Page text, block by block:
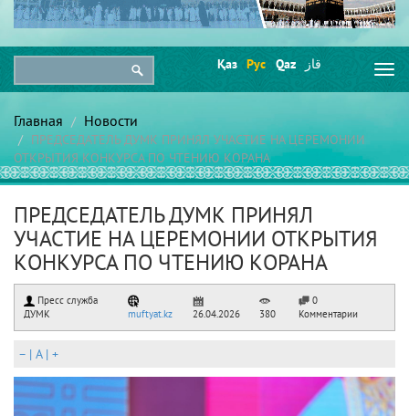
Қаз Рус Qaz قاز
Главная Новости
ПРЕДСЕДАТЕЛЬ ДУМК ПРИНЯЛ УЧАСТИЕ НА ЦЕРЕМОНИИ
ОТКРЫТИЯ КОНКУРСА ПО ЧТЕНИЮ КОРАНА
ПРЕДСЕДАТЕЛЬ ДУМК ПРИНЯЛ
УЧАСТИЕ НА ЦЕРЕМОНИИ ОТКРЫТИЯ
КОНКУРСА ПО ЧТЕНИЮ КОРАНА
Пресс служба
ДУМК
muftyat.kz 26.04.2026 380
0
Комментарии
– | A| +